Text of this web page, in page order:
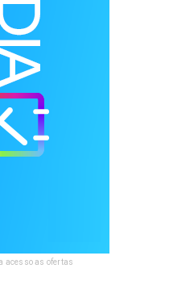
acesso as ofertas